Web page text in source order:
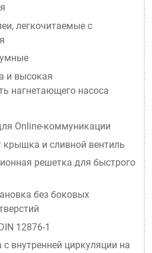
легкочитаемые с
и высокая
нагнетающего насоса
Online-коммуникации
крышка и сливной вентиль
решетка для быстрого
без боковых
12876-1
с внутренней циркуляции на